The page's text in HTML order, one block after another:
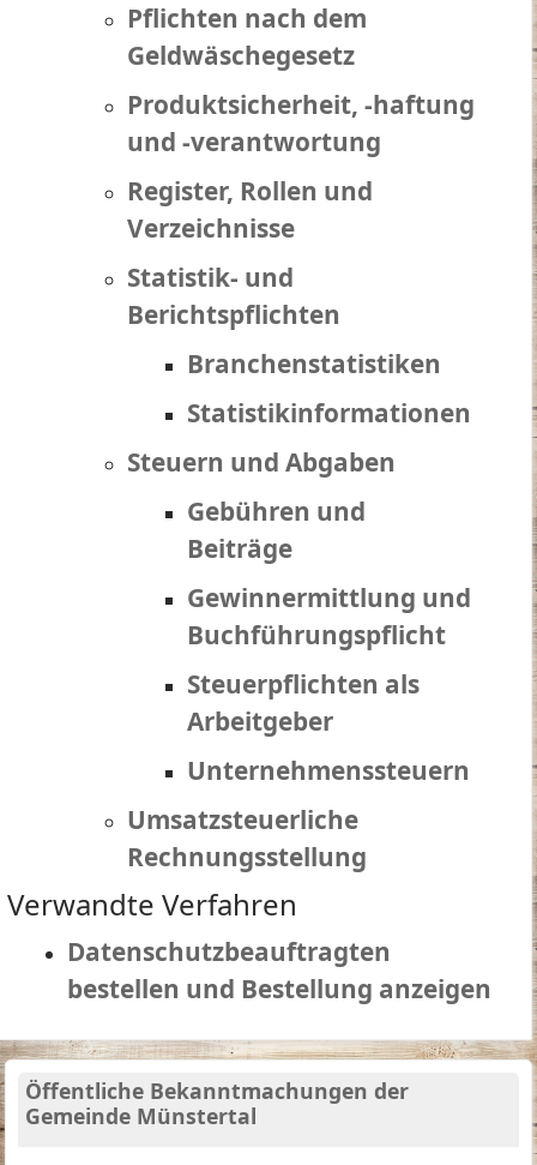
Pflichten nach dem
Geldwäschegesetz
Produktsicherheit, -haftung
und -verantwortung
Register, Rollen und
Verzeichnisse
Statistik- und
Berichtspflichten
Branchenstatistiken
Statistikinformationen
Steuern und Abgaben
Gebühren und
Beiträge
Gewinnermittlung und
Buchführungspflicht
Steuerpflichten als
Arbeitgeber
Unternehmenssteuern
Umsatzsteuerliche
Rechnungsstellung
Verwandte Verfahren
Datenschutzbeauftragten
bestellen und Bestellung anzeigen
Öffentliche Bekanntmachungen der
Gemeinde Münstertal